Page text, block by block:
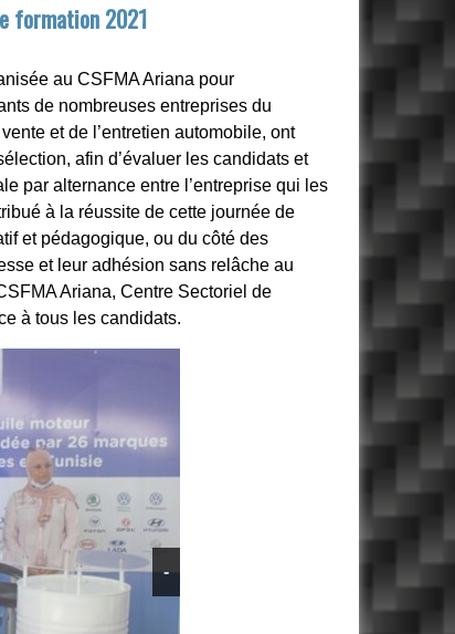
formation 2021
au CSFMA Ariana pour
de nombreuses entreprises du
et de l’entretien automobile, ont
afin d’évaluer les candidats et
par alternance entre l’entreprise qui les
à la réussite de cette journée de
et pédagogique, ou du côté des
et leur adhésion sans relâche au
Ariana, Centre Sectoriel de
à tous les candidats.
-